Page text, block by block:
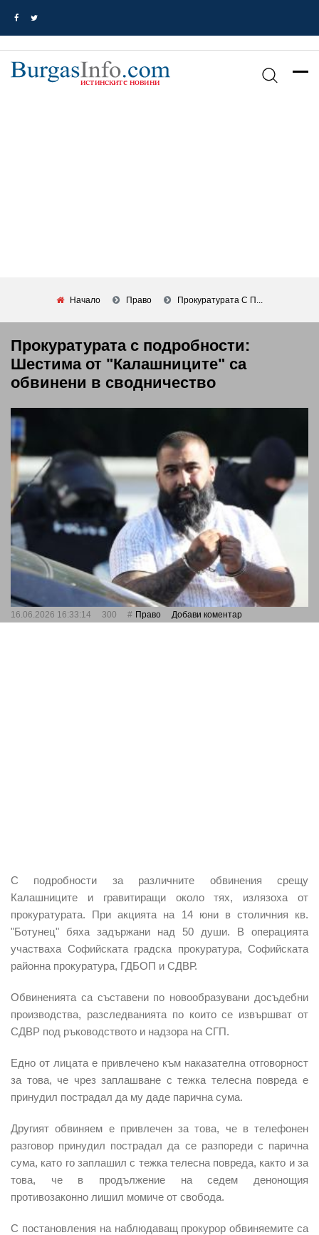
Начало Право Прокуратурата С П...
Прокуратурата с подробности:
Шестима от "Калашниците" са
обвинени в сводничество
16.06.2026 16:33:14 300 Право Добави коментар
С подробности за различните обвинения срещу
Калашниците и гравитиращи около тях, излязоха от
прокуратурата. При акцията на 14 юни в столичния кв.
"Ботунец" бяха задържани над 50 души. В операцията
участваха Софийската градска прокуратура, Софийската
районна прокуратура, ГДБОП и СДВР.
Обвиненията са съставени по новообразувани досъдебни
производства, разследванията по които се извършват от
СДВР под ръководството и надзора на СГП.
Едно от лицата е привлечено към наказателна отговорност
за това, че чрез заплашване с тежка телесна повреда е
принудил пострадал да му даде парична сума.
Другият обвиняем е привлечен за това, че в телефонен
разговор принудил пострадал да се разпореди с парична
сума, като го заплашил с тежка телесна повреда, както и за
това, че в продължение на седем денонощия
противозаконно лишил момиче от свобода.
С постановления на наблюдаващ прокурор обвиняемите са